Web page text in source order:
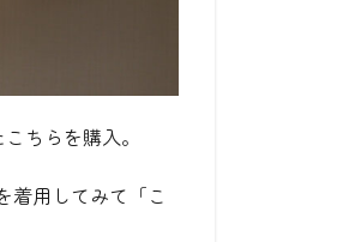
ちらを購入。
着用してみて「こ